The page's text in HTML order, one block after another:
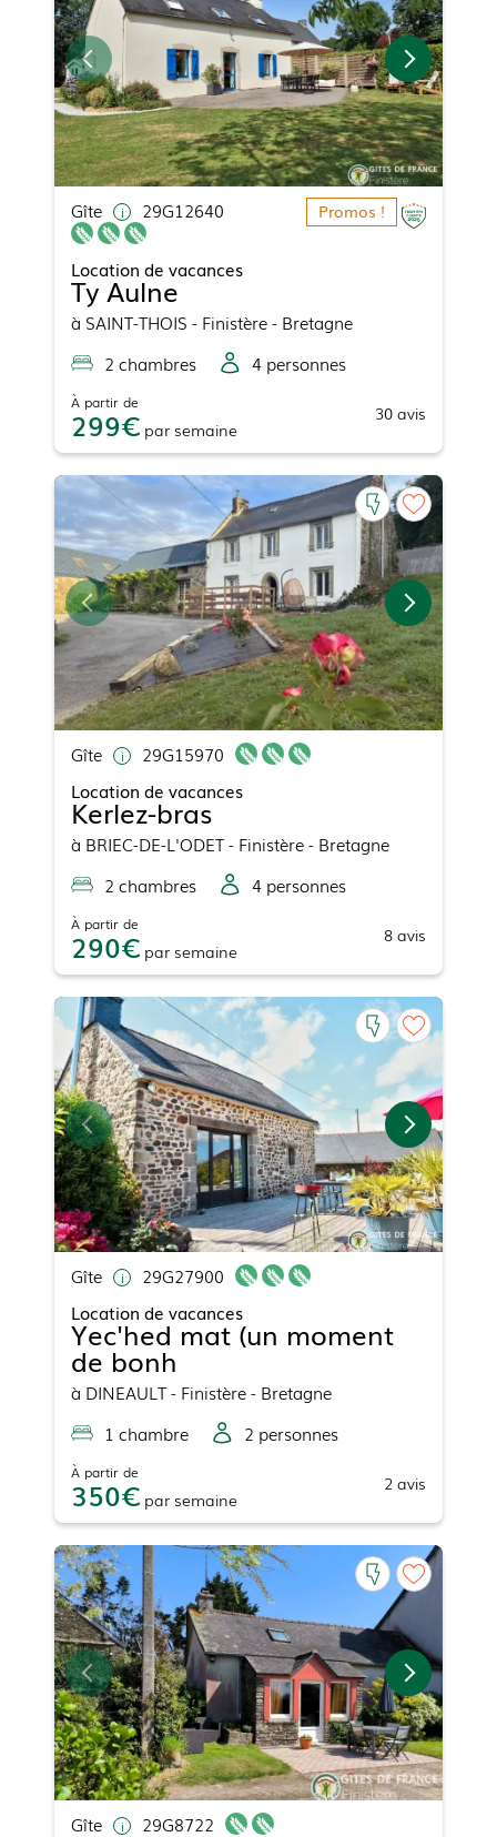
Gîte 29G12640 Promos !
Location de vacances
Ty Aulne
à SAINT-THOIS - Finistère - Bretagne
2 chambres 4 personnes
À partir de
299 par semaine
30 avis
Gîte
29G15970
Location de vacances
Kerlez-bras
à BRIEC-DE-L'ODET- Finistère - Bretagne
2 chambres 4 personnes
À partir de
290 par semaine
8 avis
Gîte
29G27900
Location de vacances
Yec'hed mat (un moment
de bonh
à DINEAULT- Finistère - Bretagne
1 chambre 2 personnes
À partir de
350 par semaine
2 avis
Gîte
29G8722